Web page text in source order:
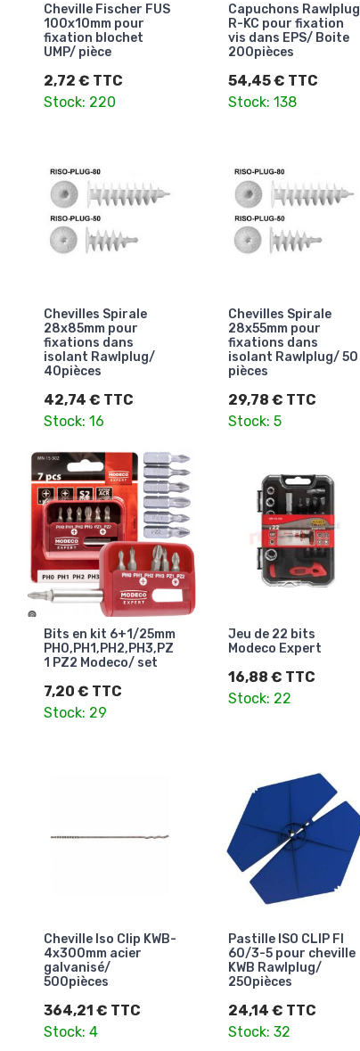
Cheville Fischer FUS
100x10mm pour
fixation blochet
UMP/ pièce
2,72 € TTC
Stock: 220
Capuchons Rawlplug
R-KC pour fixation
vis dans EPS/ Boite
200pièces
54,45 € TTC
Stock: 138
Chevilles Spirale
28x85mm pour
fixations dans
isolant Rawlplug/
40pièces
42,74 € TTC
Stock: 16
Chevilles Spirale
28x55mm pour
fixations dans
isolant Rawlplug/ 50
pièces
29,78 € TTC
Stock: 5
Bits en kit 6+1/25mm
PH0,PH1,PH2,PH3,PZ
1 PZ2 Modeco/ set
7,20 € TTC
Stock: 29
Jeu de 22 bits
Modeco Expert
16,88 € TTC
Stock: 22
Cheville Iso Clip KWB-
4x300mm acier
galvanisé/
500pièces
364,21 € TTC
Stock: 4
Pastille ISO CLIP FI
60/3-5 pour cheville
KWB Rawlplug/
250pièces
24,14 € TTC
Stock: 32